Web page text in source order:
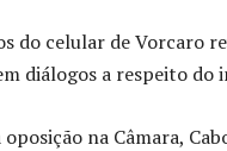
do celular de Vorcaro
diálogos a respeito
na Câmara,